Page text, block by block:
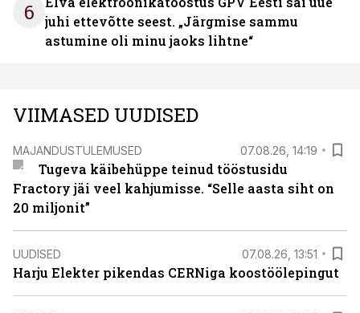
6
juhi ettevõtte seest. „Järgmise sammu
astumine oli minu jaoks lihtne“
VIIMASED UUDISED
MAJANDUSTULEMUSED 07.08.26, 14:19
Tugeva käibehüppe teinud tööstusidu
Fractory jäi veel kahjumisse. “Selle aasta siht on
20 miljonit”
UUDISED 07.08.26, 13:51
Harju Elekter pikendas CERNiga koostöölepingut